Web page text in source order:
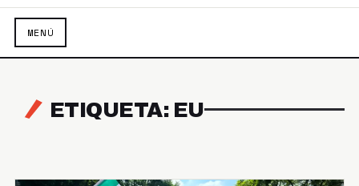
MENÚ
ETIQUETA: EU